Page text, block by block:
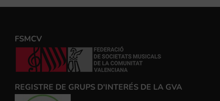
FSMCV
REGISTRE DE GRUPS D'INTERÉS DE LA GVA